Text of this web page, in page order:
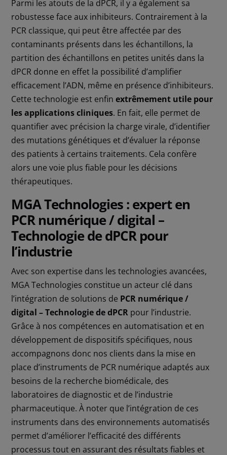
Parmi les atouts de la dPCR, il y a également sa
robustesse face aux inhibiteurs. Contrairement à la
PCR classique, qui peut être affectée par des
contaminants présents dans les échantillons, la
partition des échantillons en petites unités dans la
dPCR donne en effet la possibilité d’amplifier
efficacement l’ADN, même en présence d’inhibiteurs.
Cette technologie est enfinextrêmement utile pour
les applications cliniques. En fait, elle permet de
quantifier avec précision la charge virale, d’identifier
des mutations génétiques et d’évaluer la réponse
des patients à certains traitements. Cela confère
alors une voie plus fiable pour les décisions
thérapeutiques.
MGA Technologies : expert en
PCR numérique / digital –
Technologie de dPCR pour
l’industrie
Avec son expertise dans les technologies avancées,
MGA Technologies constitue un acteur clé dans
l’intégration de solutions de PCR numérique /
digital – Technologie de dPCR pour l’industrie.
Grâce à nos compétences en automatisation et en
développement de dispositifs spécifiques, nous
accompagnons donc nos clients dans la mise en
place d’instruments de PCR numérique adaptés aux
besoins de la recherche biomédicale, des
laboratoires de diagnostic et de l’industrie
pharmaceutique. À noter que l’intégration de ces
instruments dans des environnements automatisés
permet d’améliorer l’efficacité des différents
processus tout en assurant des résultats fiables et